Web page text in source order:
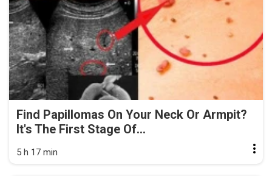
Find Papillomas On Your Neck Or Armpit?
It's The First Stage Of...
5 h 17 min